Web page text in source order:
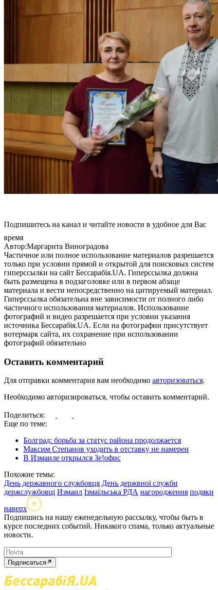
Подпишитесь на канал и читайте новости в удобное для Вас
время
Автор:Маргарита Виноградова
Частичное или полное использование материалов разрешается
только при условии прямой и открытой для поисковых систем
гиперссылки на сайт Бессарабія.UA. Гиперссылка должна
быть размещена в подзаголовке или в первом абзаце
материала и вести непосредственно на цитируемый материал.
Гиперссылка обязательна вне зависимости от полного либо
частичного использования материалов. Использование
фотографий и видео разрешается при условии указания
источника Бессарабія.UA. Если на фотографии присутствует
вотермарк сайта, их сохранение при использовании
фотографий обязательно
Оставить комментарий
Для отправки комментария вам необходимо авторизоваться.
Необходимо авторизироваться, чтобы оставить комментарий.
Поделиться:
Еще по теме:
Болград: борьба за статус района продолжается
Максим Степанов уходить в отставку не намерен
В Измаиле открылся Зе!офис
Похожие темы:
День державного службовця День держвної служби
держслужбовці Измаил Ізмаїльська РДА нагородження подяки
наверх
Подпишись на нашу еженедельную рассылку, чтобы быть в
курсе последних событий. Никакого спама, только актуальные
новости.
Подписаться